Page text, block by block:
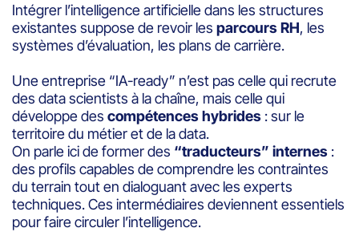
Intégrer l’intelligence artificielle dans les structures
existantes suppose de revoir les parcours RH, les
systèmes d’évaluation, les plans de carrière.
Une entreprise “IA-ready” n’est pas celle qui recrute
des data scientists à la chaîne, mais celle qui
développe des compétences hybrides : sur le
territoire du métier et de la data.
On parle ici de former des “traducteurs” internes :
des profils capables de comprendre les contraintes
du terrain tout en dialoguant avec les experts
techniques. Ces intermédiaires deviennent essentiels
pour faire circuler l’intelligence.